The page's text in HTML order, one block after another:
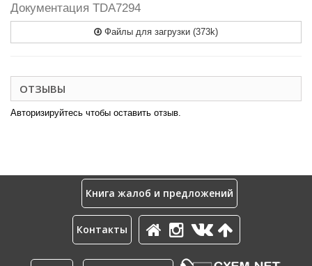
Документация TDA7294
Файлы для загрузки (373k)
ОТЗЫВЫ
Авторизируйтесь чтобы оставить отзыв.
Книга жалоб и предложений
Контакты